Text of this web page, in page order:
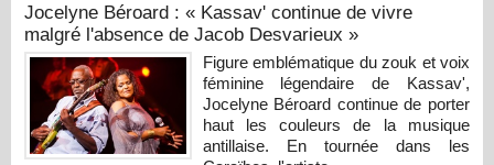
Jocelyne Béroard : « Kassav' continue de vivre
malgré l'absence de Jacob Desvarieux »
Figure emblématique du zouk et voix
féminine légendaire de Kassav',
Jocelyne Béroard continue de porter
haut les couleurs de la musique
antillaise. En tournée dans les